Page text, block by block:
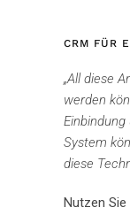
CRM FÜR
„All diese
werden
System
diese
Nutzen